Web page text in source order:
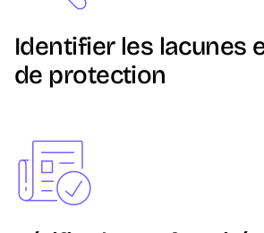
Identifier les lacunes
de protection
Image